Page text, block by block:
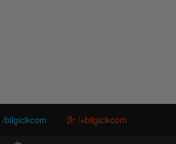
/bilgicikcom /+bilgicikcom